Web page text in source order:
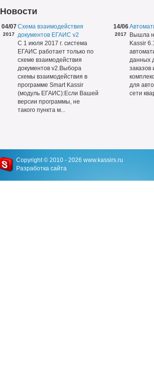
Новости
04/07
2017
Схема взаимодействия
документов ЕГАИС v2
С 1 июля 2017 г. система
ЕГАИС работает только по
схеме взаимодействия
документов v2.Выбора
схемы взаимодействия в
программе Smart Kassir
(модуль ЕГАИС):Если Вашей
версии программы, не
такого пункта м...
14/06
2017
Вышла
Kassir
данных
заказов
для
сети
Copyright © 2010 - 2026 www.kassirs.ru
Разработка сайта